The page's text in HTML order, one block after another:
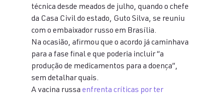
técnica desde meados de julho, quando o chefe
da Casa Civil do estado, Guto Silva, se reuniu
com o embaixador russo em Brasília.
Na ocasião, afirmou que o acordo já caminhava
para a fase final e que poderia incluir “a
produção de medicamentos para a doença”,
sem detalhar quais.
A vacina russa enfrenta críticas por ter